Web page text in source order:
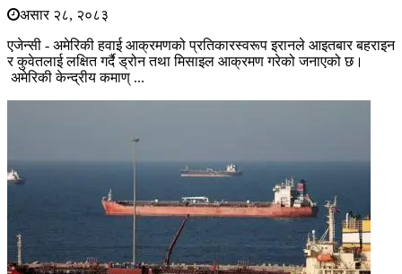
असार २८, २०८३
एजेन्सी - अमेरिकी हवाई आक्रमणको प्रतिकारस्वरूप इरानले आइतबार बहराइन
र कुवेतलाई लक्षित गर्दै ड्रोन तथा मिसाइल आक्रमण गरेको जनाएको छ।
अमेरिकी केन्द्रीय कमाण् ...